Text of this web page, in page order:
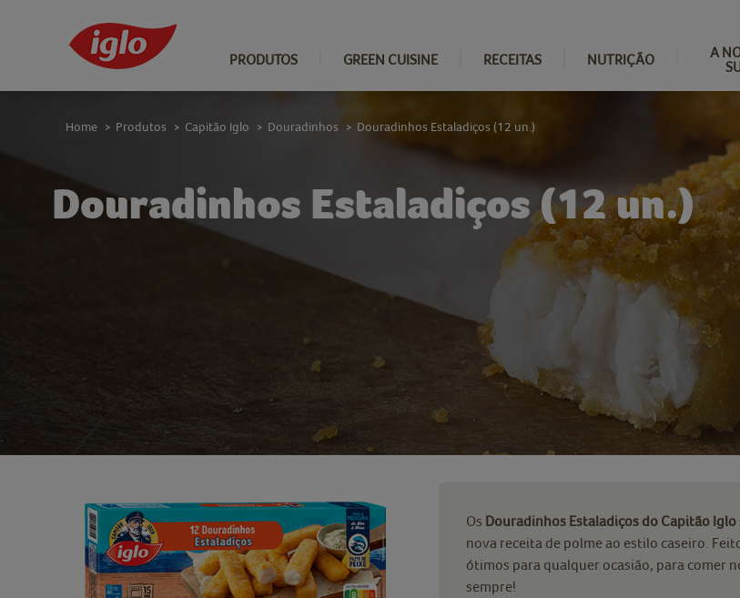
PRODUTOS GREEN CUISINE RECEITAS NUTRIÇÃO
A
Douradinhos Estaladiços (12 un.)
Home > Produtos > Capitão Iglo > Douradinhos > Douradinhos Estaladiços (12 un.)
Os Douradinhos Estaladiços do Capitão Iglo
nova receita de polme ao estilo caseiro.
ótimos para qualquer ocasião, para comer
sempre!